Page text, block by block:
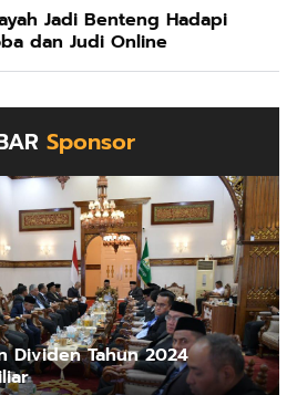
Jadi Benteng Hadapi
dan Judi Online
Sponsor
Dividen Tahun 2024